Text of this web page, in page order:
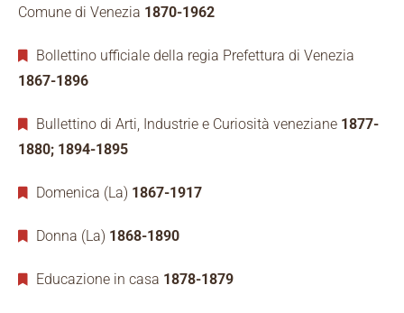
Comune di Venezia 1870-1962
Bollettino ufficiale della regia Prefettura di Venezia
1867-1896
Bullettino di Arti, Industrie e Curiosità veneziane 1877-
1880; 1894-1895
Domenica (La) 1867-1917
Donna (La) 1868-1890
Educazione in casa 1878-1879